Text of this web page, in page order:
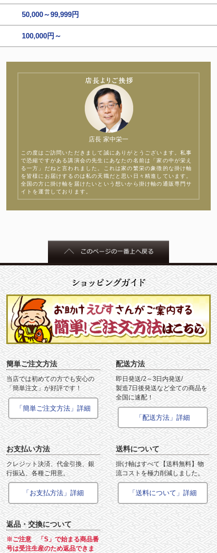
50,000～99,999円
100,000円～
店長 家中栄一
この度はご訪問いただきまして誠にありがとうございます。私事
で恐縮ですがある講演会の先生にあなたの名前は「家の中が栄え
る一方」だねと言われました。これは家の繁栄の象徴的な掛け軸
を皆様にお届けするのは私の天職だと思い日々精進しています。
全国の方に掛け軸を届けたいという想いから掛け軸の通販専門サ
イトを運営しております。
簡単ご注文方法
当店では初めての方でも安心の
「簡単注文」が好評です！
「簡単ご注文方法」詳細
配送方法
即日発送/2～3日内発送/
製造7日後発送など全ての商品を
全国に速配！
「配送方法」詳細
お支払い方法
クレジット決済、代金引換、銀
行振込、各種ご用意。
「お支払方法」詳細
送料について
掛け軸はすべて【送料無料】物
流コストを極力削減しました。
「送料について」詳細
返品・交換について
※ご注意 「S」で始まる商品番
号は受注生産のため返品できま